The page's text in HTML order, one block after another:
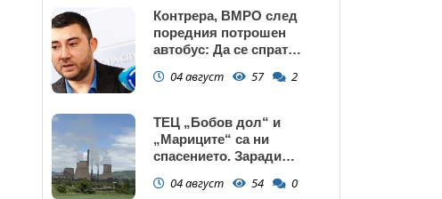
Контрера, ВМРО след
поредния потрошен
автобус: Да се спрат
махали и гета в София!
04 август 57 2
ТЕЦ „Бобов дол“ и
„Мариците“ са ни
спасението. Заради
Козлодуй може да спре
04 август 54 0